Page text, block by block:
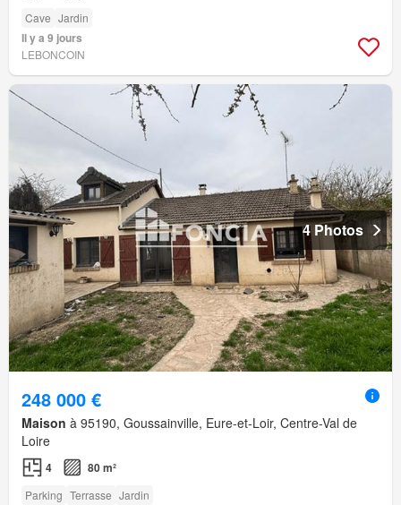
Cave Jardin
Il y a 9 jours
LEBONCOIN
4 Photos
248 000 €
Maison à 95190, Goussainville, Eure-et-Loir, Centre-Val de
Loire
4 80 m²
Parking Terrasse Jardin